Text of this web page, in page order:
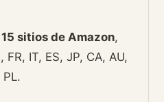
sitios de Amazon,
FR, IT, ES, JP, CA, AU,
PL.